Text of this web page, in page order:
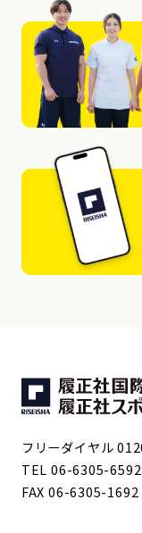
フリーダイヤル
TEL 06-6305-6592
FAX 06-6305-1692